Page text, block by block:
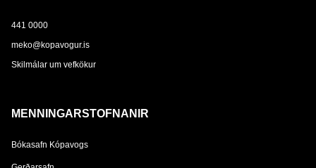
441 0000
meko@kopavogur.is
Skilmálar um vefkökur
MENNINGARSTOFNANIR
Bókasafn Kópavogs